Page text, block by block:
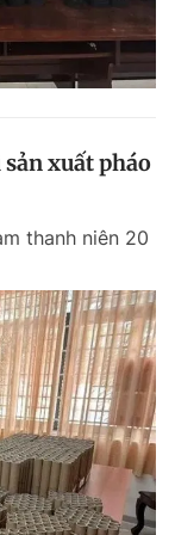
xuất pháo
thanh niên 20